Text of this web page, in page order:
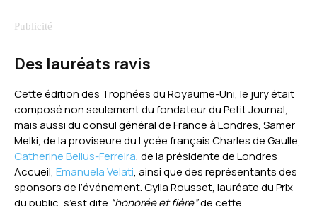
Des lauréats ravis
Cette édition des Trophées du Royaume-Uni, le jury était
composé non seulement du fondateur du Petit Journal,
mais aussi du consul général de France à Londres, Samer
Melki, de la proviseure du Lycée français Charles de Gaulle,
Catherine Bellus-Ferreira, de la présidente de Londres
Accueil, Emanuela Velati, ainsi que des représentants des
sponsors de l’événement. Cylia Rousset, lauréate du Prix
du public, s’est dite “honorée et fière”de cette